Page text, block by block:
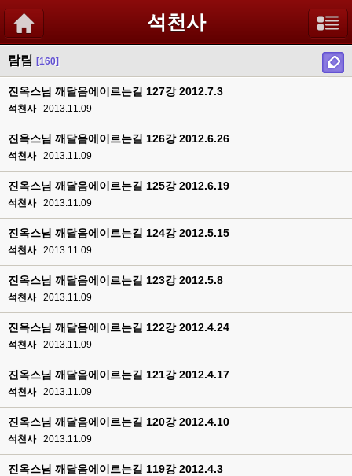
석천사
람림 [160]
진옥스님 깨달음에이르는길 127강 2012.7.3
석천사 2013.11.09
진옥스님 깨달음에이르는길 126강 2012.6.26
석천사 2013.11.09
진옥스님 깨달음에이르는길 125강 2012.6.19
석천사 2013.11.09
진옥스님 깨달음에이르는길 124강 2012.5.15
석천사 2013.11.09
진옥스님 깨달음에이르는길 123강 2012.5.8
석천사 2013.11.09
진옥스님 깨달음에이르는길 122강 2012.4.24
석천사 2013.11.09
진옥스님 깨달음에이르는길 121강 2012.4.17
석천사 2013.11.09
진옥스님 깨달음에이르는길 120강 2012.4.10
석천사 2013.11.09
진옥스님 깨달음에이르는길 119강 2012.4.3